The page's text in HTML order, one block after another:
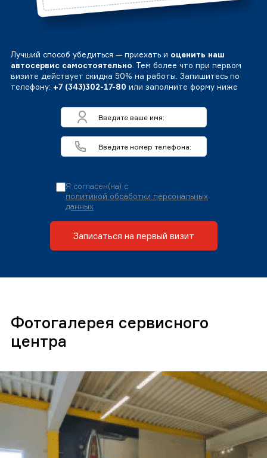
Лучший способ убедиться — приехать и оценить наш
автосервис самостоятельно. Тем более что при первом
визите действует скидка 50% на работы. Запишитесь по
телефону: +7 (343)302-17-80 или заполните форму ниже
Я согласен(на) с
политикой обработки персональных
данных
Записаться на первый визит
Фотогалерея сервисного
центра